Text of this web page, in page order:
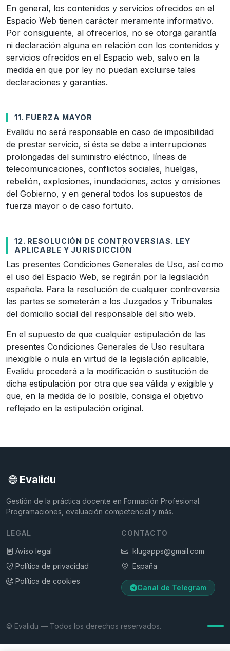
En general, los contenidos y servicios ofrecidos en el
Espacio Web tienen carácter meramente informativo.
Por consiguiente, al ofrecerlos, no se otorga garantía
ni declaración alguna en relación con los contenidos y
servicios ofrecidos en el Espacio web, salvo en la
medida en que por ley no puedan excluirse tales
declaraciones y garantías.
11. FUERZA MAYOR
Evalidu no será responsable en caso de imposibilidad
de prestar servicio, si ésta se debe a interrupciones
prolongadas del suministro eléctrico, líneas de
telecomunicaciones, conflictos sociales, huelgas,
rebelión, explosiones, inundaciones, actos y omisiones
del Gobierno, y en general todos los supuestos de
fuerza mayor o de caso fortuito.
12. RESOLUCIÓN DE CONTROVERSIAS. LEY
APLICABLE Y JURISDICCIÓN
Las presentes Condiciones Generales de Uso, así como
el uso del Espacio Web, se regirán por la legislación
española. Para la resolución de cualquier controversia
las partes se someterán a los Juzgados y Tribunales
del domicilio social del responsable del sitio web.
En el supuesto de que cualquier estipulación de las
presentes Condiciones Generales de Uso resultara
inexigible o nula en virtud de la legislación aplicable,
Evalidu procederá a la modificación o sustitución de
dicha estipulación por otra que sea válida y exigible y
que, en la medida de lo posible, consiga el objetivo
reflejado en la estipulación original.
Evalidu
Gestión de la práctica docente en Formación Profesional.
Programaciones, evaluación competencial y más.
LEGAL
Aviso legal
Política de privacidad
Política de cookies
CONTACTO
klugapps@gmail.com
España
Canal de Telegram
© Evalidu — Todos los derechos reservados.